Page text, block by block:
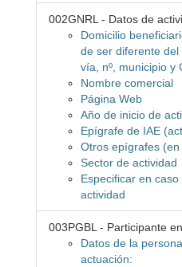
002GNRL - Datos de
Domicilio
de ser diferente
vía, nº, municipio y
Nombre comercial
Página Web
Año de inicio de
Epígrafe de IAE
Otros epígrafes (en
Sector de actividad
Especificar en
actividad
003PGBL - Participante
Datos de la
actuación: